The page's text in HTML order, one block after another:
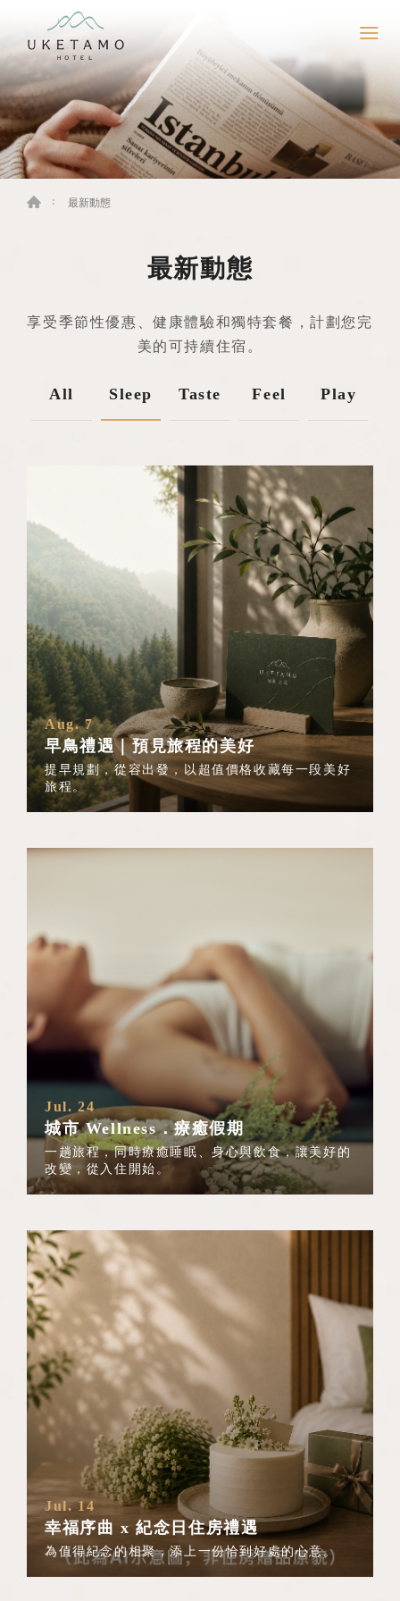
最新動態
最新動態
享受季節性優惠、健康體驗和獨特套餐，計劃您完
美的可持續住宿。
All Sleep Taste Feel Play
Aug. 7
早鳥禮遇｜預見旅程的美好
提早規劃，從容出發，以超值價格收藏每一段美好
旅程。
Jul. 24
城市 Wellness．療癒假期
一趟旅程，同時療癒睡眠、身心與飲食，讓美好的
改變，從入住開始。
Jul. 14
幸福序曲 x 紀念日住房禮遇
為值得紀念的相聚，添上一份恰到好處的心意。